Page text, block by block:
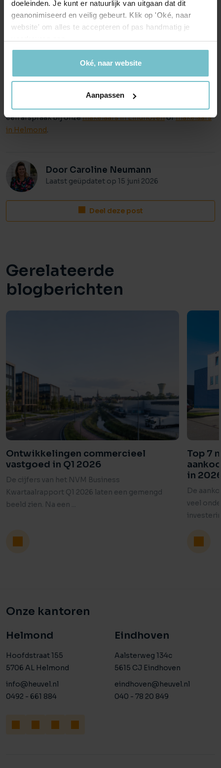
doeleinden. Je kunt er natuurlijk van uitgaan dat dit
geanonimiseerd en veilig gebeurt. Klik op 'Oké, naar
website' om alles te accepteren of pas handmatig je
Oké, naar website
Aanpassen
Een makelaar inschakelen doe je
bij Adriaan van den Heuvel
Wil jij rekenen op een vast team makelaars die altijd voor
vertrouw je op de makelaars en adviseurs van Adriaan van
den Heuvel. Ons makelaarskantoor is met 9 beëdigde en
gecertificeerde makelaars de grootste in de regio Oost-
een afspraak bij onzemakelaars in Eindhovenofmakelaars
in Helmond.
Door Caroline Neumann
Laatst geüpdatet op 15 juni 2026
Deel deze post
Gerelateerde
blogberichten
Ontwikkelingen commercieel
vastgoed in Q1 2026
De cijfers van het NVM Business
Kwartaalrapport Q1 2026 laten een gemengd
beeld zien. Na een ...
Top 7
in
De
veel
Onze kantoren
Helmond
Hoofdstraat 155
5706 AL Helmond
info@heuvel.nl
0492 - 661 884
Eindhoven
Aalsterweg 134c
5615 CJ Eindhoven
eindhoven@heuvel.nl
040 - 78 20 849